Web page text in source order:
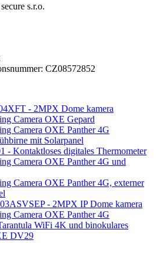
s.r.o.
CZ08572852
- 2MPX Dome kamera
Camera OXE Gepard
Camera OXE Panther 4G
mit Solarpanel
- Kontaktloses digitales Thermometer
Camera OXE Panther 4G und
Camera OXE Panther 4G, externer
- 2MPX IP Dome kamera
Camera OXE Panther 4G
WiFi 4K und binokulares
DV29